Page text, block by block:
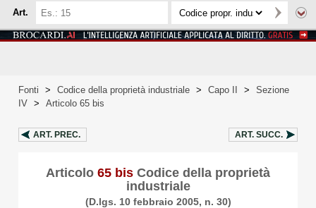
Art.
Fonti > Codice della proprietà industriale > Capo II >
Sezione
IV > Articolo 65 bis
ART. PREC. ART. SUCC.
Articolo 65 bis Codice della proprietà
industriale
(D.lgs. 10 febbraio 2005, n. 30)